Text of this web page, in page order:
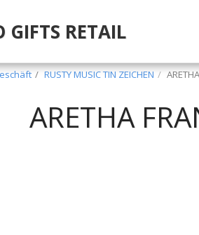
GIFTS RETAIL
RUSTY MUSIC TIN ZEICHEN
ARETHA